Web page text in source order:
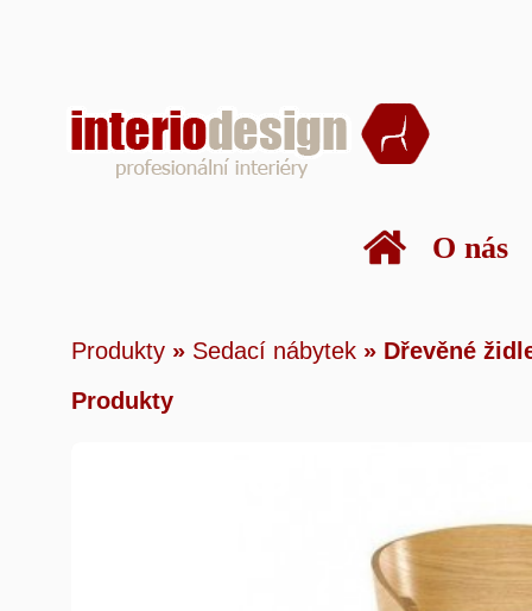
O nás
Produkty » Sedací nábytek » Dřevěné
Produkty » Sedací nábytek »Dřevěné
Produkty